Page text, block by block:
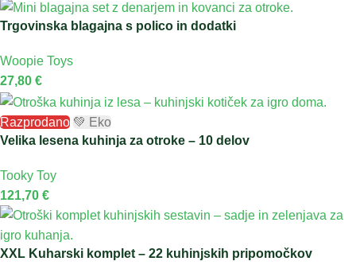
Trgovinska blagajna s polico in dodatki
Woopie Toys
27,80 €
Razprodano 💚 Eko
Velika lesena kuhinja za otroke – 10 delov
Tooky Toy
121,70 €
XXL Kuharski komplet – 22 kuhinjskih pripomočkov